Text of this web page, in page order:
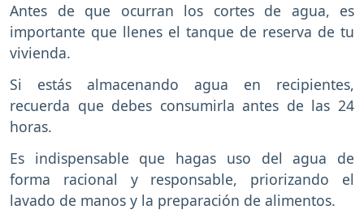
Antes de que ocurran los cortes de agua, es
importante que llenes el tanque de reserva de tu
vivienda.
Si estás almacenando agua en recipientes,
recuerda que debes consumirla antes de las 24
horas.
Es indispensable que hagas uso del agua de
forma racional y responsable, priorizando el
lavado de manos y la preparación de alimentos.